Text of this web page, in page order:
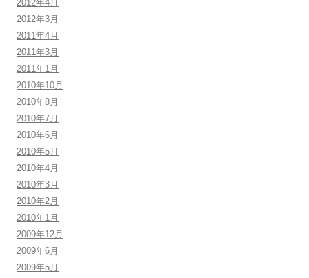
2012年4月
2012年3月
2011年4月
2011年3月
2011年1月
2010年10月
2010年8月
2010年7月
2010年6月
2010年5月
2010年4月
2010年3月
2010年2月
2010年1月
2009年12月
2009年6月
2009年5月